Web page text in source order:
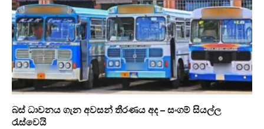
බස් ධාවනය ගැන අවසන් තීරණය අද – සංගම් සියල්ල
රැස්වෙයි